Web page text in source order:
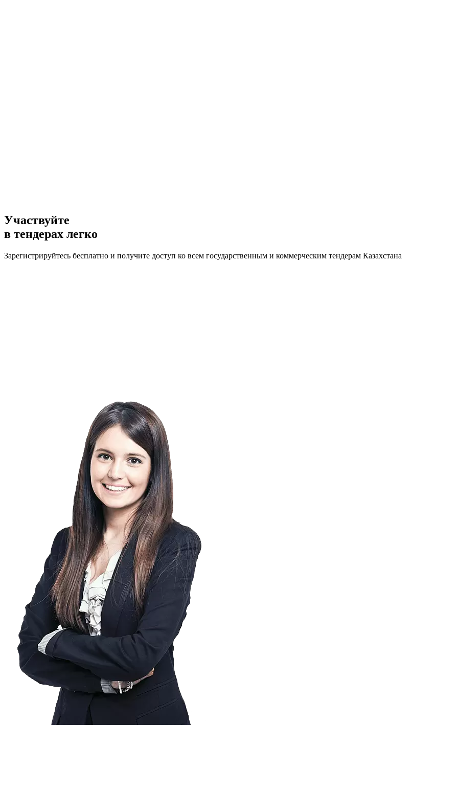
Участвуйте
в тендерах легко
Зарегистрируйтесь бесплатно и получите доступ ко всем государственным и коммерческим тендерам Казахстана